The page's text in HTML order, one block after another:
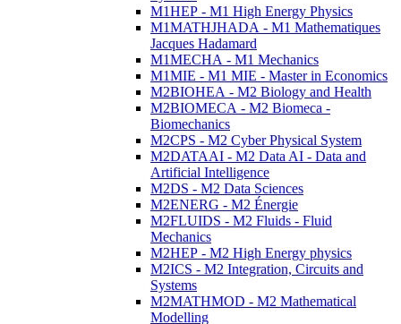
M1HEP - M1 High Energy Physics
M1MATHJHADA - M1 Mathematiques
Jacques Hadamard
M1MECHA - M1 Mechanics
M1MIE - M1 MIE - Master in Economics
M2BIOHEA - M2 Biology and Health
M2BIOMECA - M2 Biomeca -
Biomechanics
M2CPS - M2 Cyber Physical System
M2DATAAI - M2 Data AI - Data and
Artificial Intelligence
M2DS - M2 Data Sciences
M2ENERG - M2 Énergie
M2FLUIDS - M2 Fluids - Fluid
Mechanics
M2HEP - M2 High Energy physics
M2ICS - M2 Integration, Circuits and
Systems
M2MATHMOD - M2 Mathematical
Modelling